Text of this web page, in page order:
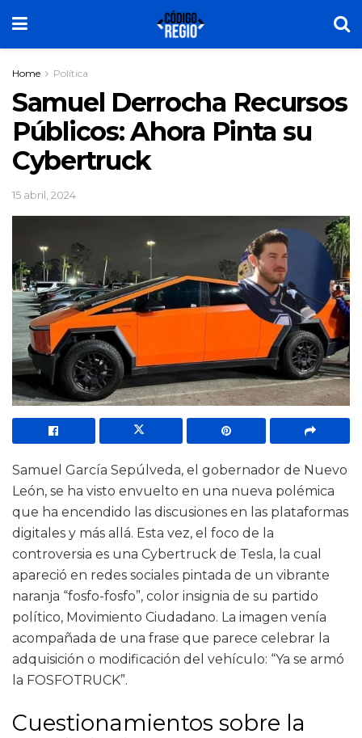
Home Política
Samuel Derrocha Recursos
Públicos: Ahora Pinta su
Cybertruck
15 abril, 2024
Samuel García Sepúlveda, el gobernador de Nuevo
León, se ha visto envuelto en una nueva polémica
que ha encendido las discusiones en las plataformas
digitales y más allá. Esta vez, el foco de la
controversia es una Cybertruck de Tesla, la cual
apareció en redes sociales pintada de un vibrante
naranja “fosfo-fosfo”, color insignia de su partido
político, Movimiento Ciudadano. La imagen venía
acompañada de una frase que parece celebrar la
adquisición o modificación del vehículo: “Ya se armó
la FOSFOTRUCK”.
Cuestionamientos sobre la